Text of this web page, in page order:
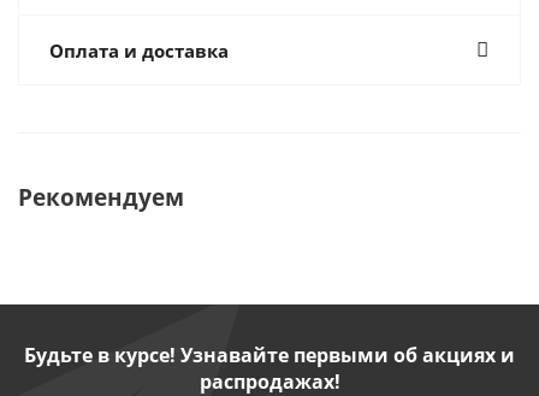
Оплата и доставка
Рекомендуем
Будьте в курсе! Узнавайте первыми об акциях и
распродажах!